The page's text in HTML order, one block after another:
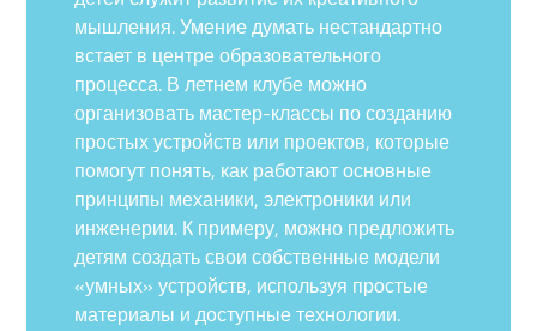
мышления. Умение думать нестандартно
встает в центре образовательного
процесса. В летнем клубе можно
организовать мастер-классы по созданию
простых устройств или проектов, которые
помогут понять, как работают основные
принципы механики, электроники или
инженерии. К примеру, можно предложить
детям создать свои собственные модели
«умных» устройств, используя простые
материалы и доступные технологии.